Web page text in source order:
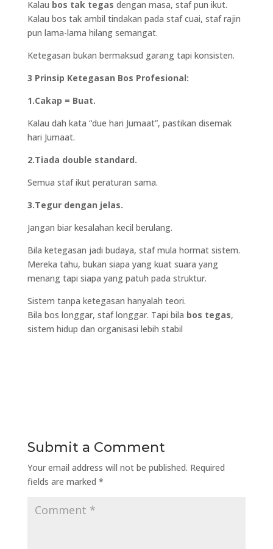
Kalau bos tak tegas dengan masa, staf pun ikut.
Kalau bos tak ambil tindakan pada staf cuai, staf rajin
pun lama-lama hilang semangat.
Ketegasan bukan bermaksud garang tapi konsisten.
3 Prinsip Ketegasan Bos Profesional:
1.Cakap = Buat.
Kalau dah kata “due hari Jumaat”, pastikan disemak
hari Jumaat.
2.Tiada double standard.
Semua staf ikut peraturan sama.
3.Tegur dengan jelas.
Jangan biar kesalahan kecil berulang.
Bila ketegasan jadi budaya, staf mula hormat sistem.
Mereka tahu, bukan siapa yang kuat suara yang
menang tapi siapa yang patuh pada struktur.
Sistem tanpa ketegasan hanyalah teori.
Bila bos longgar, staf longgar. Tapi bila bos tegas,
sistem hidup dan organisasi lebih stabil
Submit a Comment
Your email address will not be published. Required
fields are marked *